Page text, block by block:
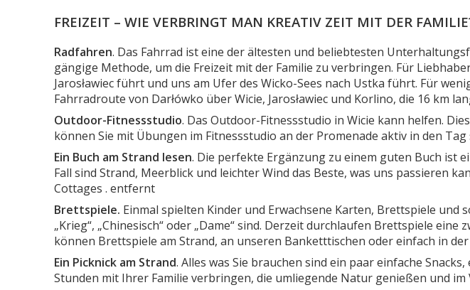
FREIZEIT – WIE VERBRINGT MAN KREATIV ZEIT MIT DER
Radfahren. Das Fahrrad ist eine der ältesten und beliebtesten
gängige Methode, um die Freizeit mit der Familie zu verbringen. Für
Jarosławiec führt und uns am Ufer des Wicko-Sees nach Ustka führt. Für
Fahrradroute von Darłówko über Wicie, Jarosławiec und Korlino, die 16 km
Outdoor-Fitnessstudio. Das Outdoor-Fitnessstudio in Wicie kann helfen.
können Sie mit Übungen im Fitnessstudio an der Promenade aktiv in den
Ein Buch am Strand lesen. Die perfekte Ergänzung zu einem guten Buch ist
Fall sind Strand, Meerblick und leichter Wind das Beste, was uns passieren
Cottages . entfernt
Brettspiele. Einmal spielten Kinder und Erwachsene Karten, Brettspiele und
„Krieg“, „Chinesisch“ oder „Dame“ sind. Derzeit durchlaufen Brettspiele
können Brettspiele am Strand, an unseren Banketttischen oder einfach in
Ein Picknick am Strand. Alles was Sie brauchen sind ein paar einfache
Stunden mit Ihrer Familie verbringen, die umliegende Natur genießen und